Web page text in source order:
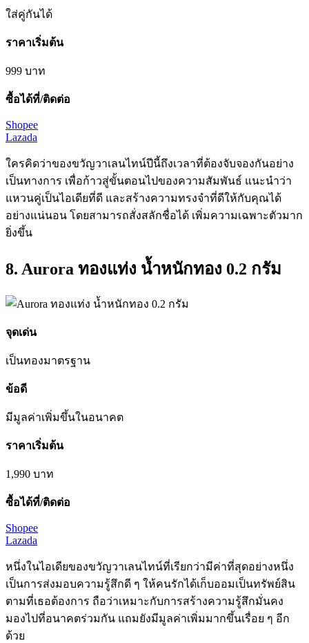
ใส่คู่กันได้
ราคาเริ่มต้น
999 บาท
ซื้อได้ที่/ติดต่อ
Shopee
Lazada
ใครคิดว่าของขวัญวาเลนไทน์ปีนี้ถึงเวลาที่ต้องจับจองกันอย่าง
เป็นทางการ เพื่อก้าวสู่ขั้นตอนไปของความสัมพันธ์ แนะนำว่า
แหวนคู่เป็นไอเดียที่ดี และสร้างความทรงจำที่ดีให้กับคุณได้
อย่างแน่นอน โดยสามารถสั่งสลักชื่อได้ เพิ่มความเฉพาะตัวมาก
ยิ่งขึ้น
8. Aurora ทองแท่ง น้ำหนักทอง 0.2 กรัม
จุดเด่น
เป็นทองมาตรฐาน
ข้อดี
มีมูลค่าเพิ่มขึ้นในอนาคต
ราคาเริ่มต้น
1,990 บาท
ซื้อได้ที่/ติดต่อ
Shopee
Lazada
หนึ่งในไอเดียของขวัญวาเลนไทน์ที่เรียกว่ามีค่าที่สุดอย่างหนึ่ง
เป็นการส่งมอบความรู้สึกดี ๆ ให้คนรักได้เก็บออมเป็นทรัพย์สิน
ตามที่เธอต้องการ ถือว่าเหมาะกับการสร้างความรู้สึกมั่นคง
มองไปที่อนาคตร่วมกัน แถมยังมีมูลค่าเพิ่มมากขึ้นเรื่อย ๆ อีก
ด้วย